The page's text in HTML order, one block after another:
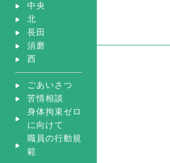
中央
北
長田
須磨
西
ごあいさつ
苦情相談
身体拘束ゼロ
に向けて
職員の行動規
範